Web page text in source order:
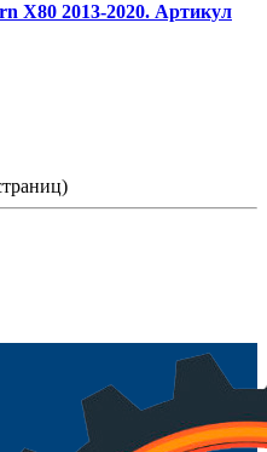
X80 2013-2020. Артикул